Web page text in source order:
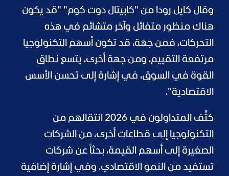
وقال كايل رودا من "كابيتال دوت كوم" "قد يكون
هناك منظور متفائل وآخر متشائم في هذه
التحركات، فمن جهة، قد تكون أسهم التكنولوجيا
مرتفعة التقييم، ومن جهة أخرى، يتسع نطاق
القوة في السوق، في إشارة إلى تحسن الأسس
الاقتصادية".
كثّف المتداولون في 2026 انتقالهم من
التكنولوجيا إلى قطاعات أخرى، من الشركات
الصغيرة إلى أسهم القيمة، بحثاً عن شركات
تستفيد من النمو الاقتصادي. وفي إشارة إضافية